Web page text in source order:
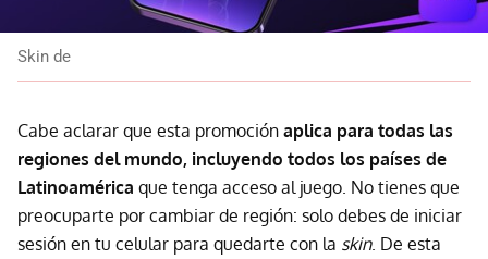
Skin de
Cabe aclarar que esta promoción aplica para todas las
regiones del mundo, incluyendo todos los países de
Latinoamérica que tenga acceso al juego. No tienes que
preocuparte por cambiar de región: solo debes de iniciar
sesión en tu celular para quedarte con la skin. De esta